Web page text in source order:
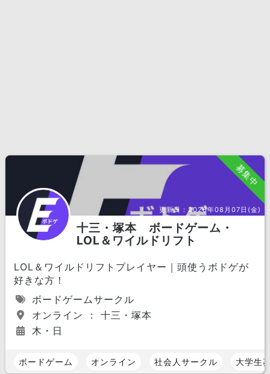
募集中
更新日：2026年08月07日(金)
十三・塚本 ボードゲーム・
LOL＆ワイルドリフト
LOL＆ワイルドリフトプレイヤー｜頭使うボドゲが
好きな方！
ボードゲームサークル
オンライン ： 十三・塚本
木・日
ボードゲーム オンライン 社会人サークル 大学生